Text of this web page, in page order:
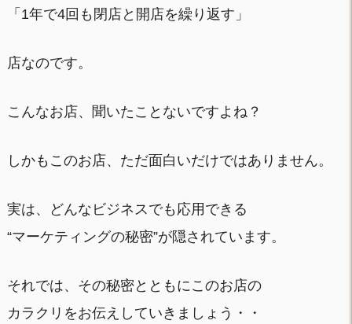
「1年で4回も閉店と開店を繰り返す」
店なのです。
こんなお店、聞いたことないですよね？
しかもこのお店、ただ面白いだけではありません。
実は、どんなビジネスでも応用できる
“マーケティングの秘密”が隠されています。
それでは、その秘密とともにこのお店の
カラクリをお伝えしていきましょう・・